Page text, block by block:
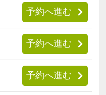
予約へ進む
予約へ進む
予約へ進む